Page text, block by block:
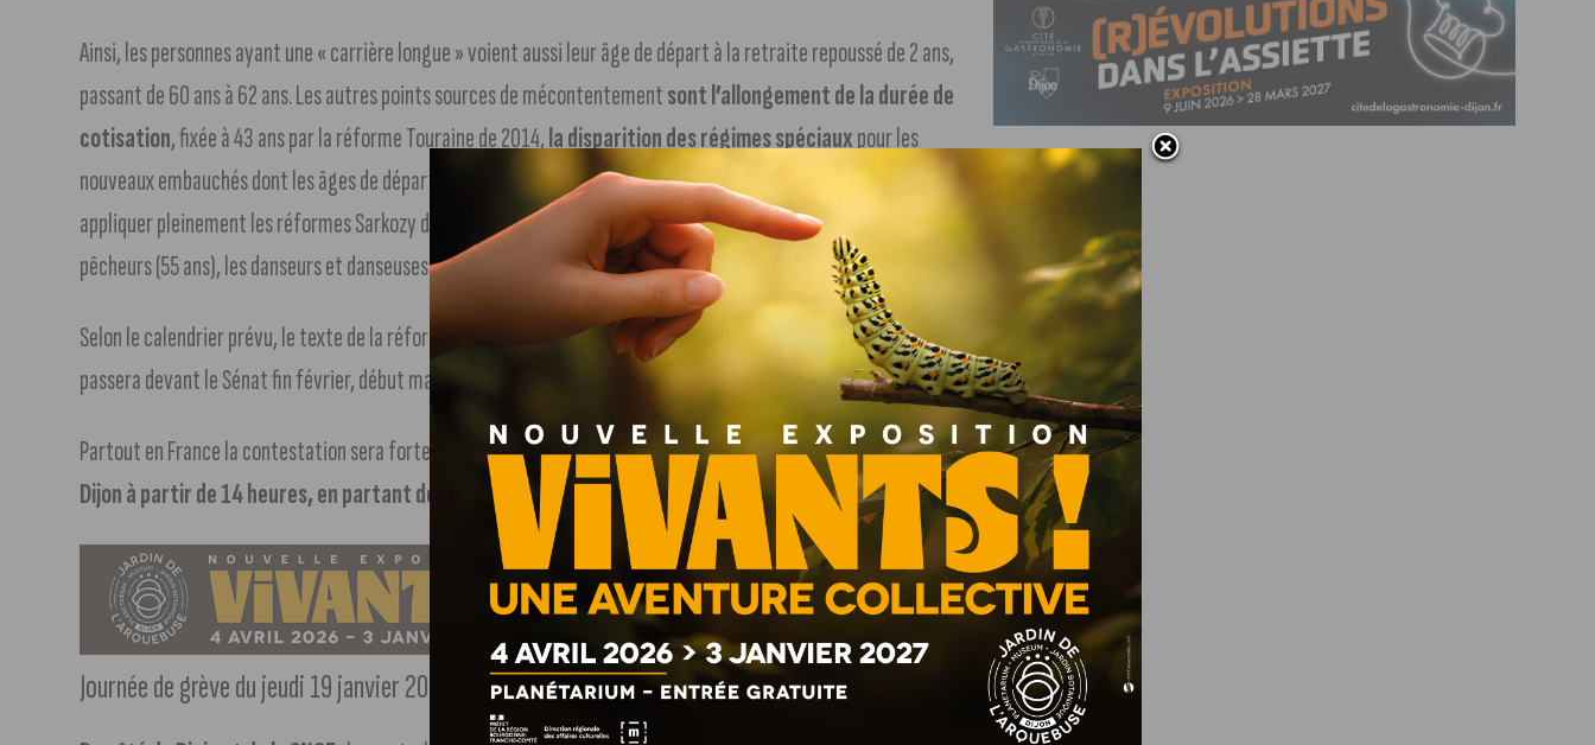
Ainsi, les personnes ayant une « carrière longue » voient aussi leur âge de départ à la retraite repoussé de 2 ans,
passant de 60 ans à 62 ans. Les autres points sources de mécontentementsont l’allongement de la durée de
cotisation, fixée à 43 ans par la réforme Touraine de 2014,la disparition des régimes spéciauxpour les
nouveaux embauchés dont les âges de départ à la retraite seront également décalés de 2 ans afin de pouvoir
appliquer pleinement les réformes Sarkozy de 2007 et de 2010. Resteront seulement trois exceptions : les marins
pêcheurs (55 ans), les danseurs et danseuses de l’Opéra de Paris (40 ans) et la Comédie française (57 ans).
Selon le calendrier prévu, le texte de la réforme sera débattu à l’Assemblée Nationale à partir du 30 janvier, puis il
passera devant le Sénat fin février, début mars pour une application du texte pour la fin de l’été.
Partout en France la contestation sera forte annonce les principaux syndicats.Un rassemblement est prévu à
Dijon à partir de 14 heures, en partant de la place de la Libération.
Journée de grève du jeudi 19 janvier 2023, le point secteur par secteur